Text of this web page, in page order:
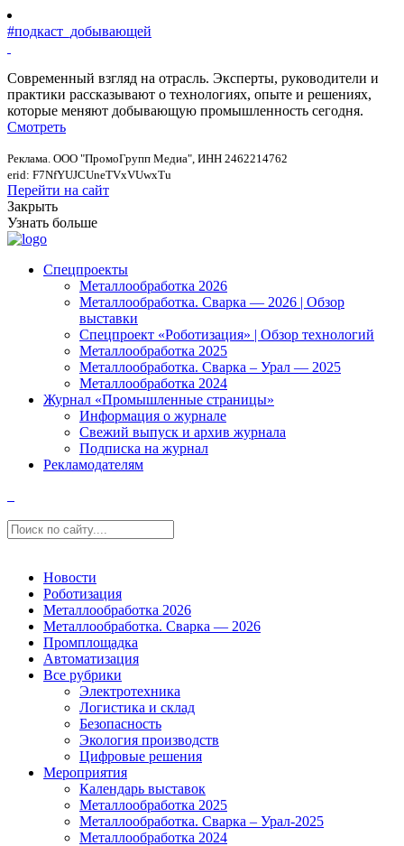
#подкаст_добывающей
Современный взгляд на отрасль. Эксперты, руководители и
практики рассказывают о технологиях, опыте и решениях,
которые меняют добывающую промышленность сегодня.
Смотреть
Реклама. ООО "ПромоГрупп Медиа", ИНН 2462214762
erid: F7NfYUJCUneTVxVUwxTu
Перейти на сайт
Закрыть
Узнать больше
Спецпроекты
Металлообработка 2026
Металлообработка. Сварка — 2026 | Обзор
выставки
Спецпроект «Роботизация» | Обзор технологий
Металлообработка 2025
Металлообработка. Сварка – Урал — 2025
Металлообработка 2024
Журнал «Промышленные страницы»
Информация о журнале
Свежий выпуск и архив журнала
Подписка на журнал
Рекламодателям
Новости
Роботизация
Металлообработка 2026
Металлообработка. Сварка — 2026
Промплощадка
Автоматизация
Все рубрики
Электротехника
Логистика и склад
Безопасность
Экология производств
Цифровые решения
Мероприятия
Календарь выставок
Металлообработка 2025
Металлообработка. Сварка – Урал-2025
Металлообработка 2024